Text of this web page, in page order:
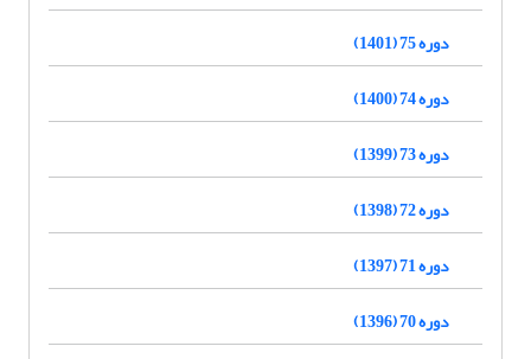
دوره 75 (1401)
دوره 74 (1400)
دوره 73 (1399)
دوره 72 (1398)
دوره 71 (1397)
دوره 70 (1396)